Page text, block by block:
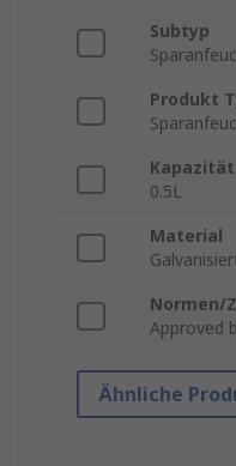
Subtyp
Produkt
Kapazität
0.5L
Material
Normen/
Approved
Ähnliche